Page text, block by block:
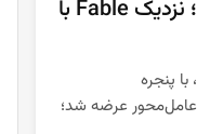
Claude Opus 5 معرفی شد؛ نزدیک Fable با
Claude Opus 5 هم‌قیمت Opus 4.8، با پنجره
عامل‌محور عرضه شد؛